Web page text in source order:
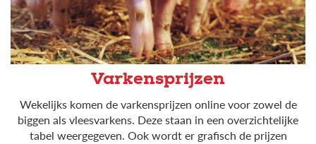
Varkensprijzen
Wekelijks komen de varkensprijzen online voor zowel de
biggen als vleesvarkens. Deze staan in een overzichtelijke
tabel weergegeven. Ook wordt er grafisch de prijzen